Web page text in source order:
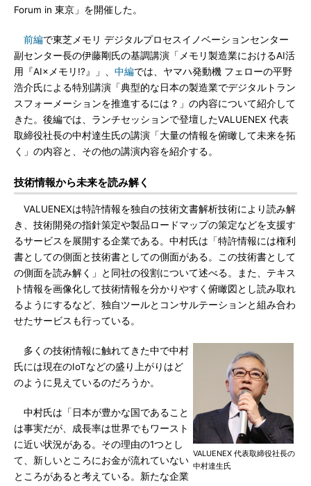
Forum in 東京」を開催した。
前編で東芝メモリ デジタルプロセスイノベーションセンター
副センター長の伊藤剛氏の基調講演「メモリ製造業におけるAI活
用『AI×メモリ!?』」、 中編では、ヤマハ発動機 フェローの平野
浩介氏による特別講演「典型的な日本の製造業でデジタルトラン
スフォーメーションを推進するには？」の内容について紹介して
きた。後編では、ランチセッションで登壇したVALUENEX 代表
取締役社長の中村達生氏の講演「大量の情報を俯瞰して未来を拓
く」の内容と、その他の講演内容を紹介する。
技術情報から未来を読み解く
VALUENEXは特許情報を独自の技術文書解析技術により読み解
き、技術開発の指針策定や製品ロードマップの策定などを支援す
るサービスを展開する企業である。中村氏は「特許情報には権利
書としての側面と技術書としての側面がある。この技術書として
の側面を読み解く」と同社の役割について述べる。また、テキス
ト情報を画像化して技術情報を分かりやすく俯瞰図とし読み取れ
るようにするなど、独自ツールとコンサルテーションと組み合わ
せたサービスも行っている。
VALUENEX 代表取締役社長の
中村達生氏
多くの技術情報に触れてきた中で中村
氏には現在のIoTなどの盛り上がりはど
のように見えているのだろうか。
中村氏は「日本が豊かな国であること
は事実だが、成長率は世界でもワースト
に近い状況がある。その理由の1つとし
て、新しいところにお金が流れていない
ところがあると考えている。新たな企業